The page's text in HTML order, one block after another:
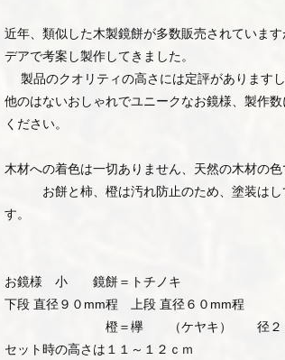
近年、類似した木製鏡餅が多数販売されていま
デアで考案し製作してきました。
製品のクオリティの高さには定評がありますし
他のはないおしゃれでユニークなお鏡様、製作
ください。
木材への着色は一切ありません、天然の木材の色
お餅と柿、橙は汚れ防止のため、塗装はし
す。
お鏡様 小 鏡餅＝トチノキ
下段 直径９０mm程 上段 直径６０mm程
橙＝欅 （ケヤキ） 径２７
セット時の高さは１１～１２ｃｍ